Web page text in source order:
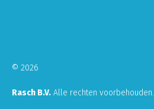
© 2026
Rasch B.V. Alle rechten voorbehouden.